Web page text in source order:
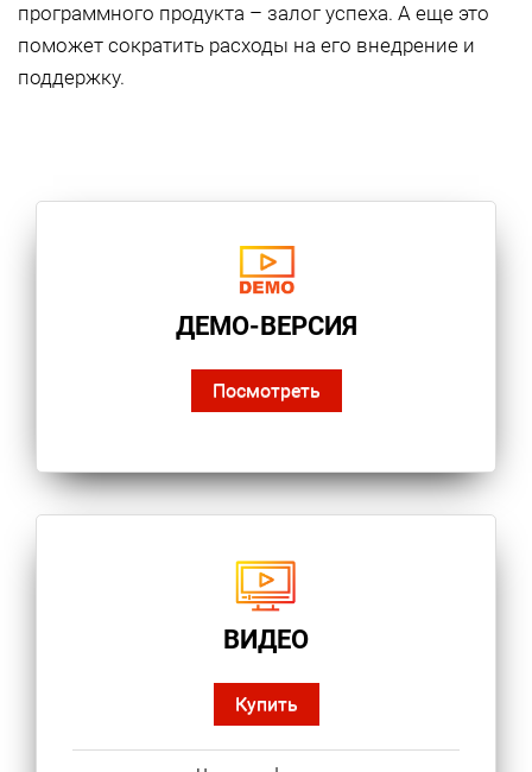
программного продукта – залог успеха. А еще это
поможет сократить расходы на его внедрение и
поддержку.
ДЕМО-ВЕРСИЯ
Посмотреть
ВИДЕО
Купить